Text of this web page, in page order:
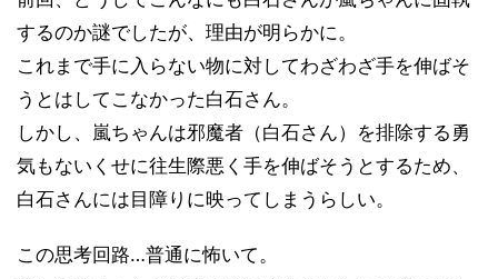
するのか謎でしたが、理由が明らかに。
これまで手に入らない物に対してわざわざ手を伸ばそ
うとはしてこなかった白石さん。
しかし、嵐ちゃんは邪魔者（白石さん）を排除する勇
気もないくせに往生際悪く手を伸ばそうとするため、
白石さんには目障りに映ってしまうらしい。
この思考回路…普通に怖いて。